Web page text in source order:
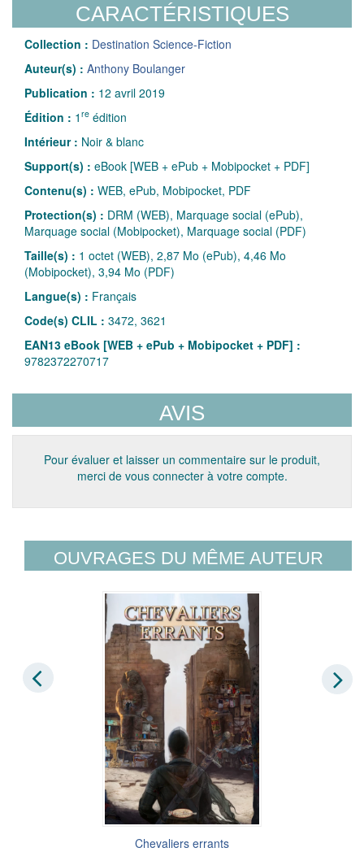
CARACTÉRISTIQUES
Collection : Destination Science-Fiction
Auteur(s) : Anthony Boulanger
Publication : 12 avril 2019
Édition : 1 re édition
Intérieur : Noir & blanc
Support(s) : eBook [WEB + ePub + Mobipocket + PDF]
Contenu(s) : WEB, ePub, Mobipocket, PDF
Protection(s) : DRM (WEB), Marquage social (ePub),
Marquage social (Mobipocket), Marquage social (PDF)
Taille(s) : 1 octet (WEB), 2,87 Mo (ePub), 4,46 Mo
(Mobipocket), 3,94 Mo (PDF)
Langue(s) : Français
Code(s) CLIL : 3472, 3621
EAN13 eBook [WEB + ePub + Mobipocket + PDF] :
9782372270717
AVIS
Pour évaluer et laisser un commentaire sur le produit,
merci de vous connecter à votre compte.
OUVRAGES DU MÊME AUTEUR
Chevaliers errants